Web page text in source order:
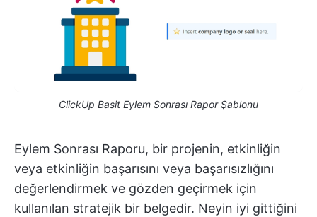
ClickUp Basit Eylem Sonrası Rapor Şablonu
Eylem Sonrası Raporu, bir projenin, etkinliğin
veya etkinliğin başarısını veya başarısızlığını
değerlendirmek ve gözden geçirmek için
kullanılan stratejik bir belgedir. Neyin iyi gittiğini